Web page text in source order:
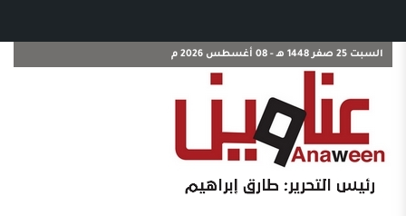
السبت 25 صفر 1448 هـ - 08 أغسطس 2026 م